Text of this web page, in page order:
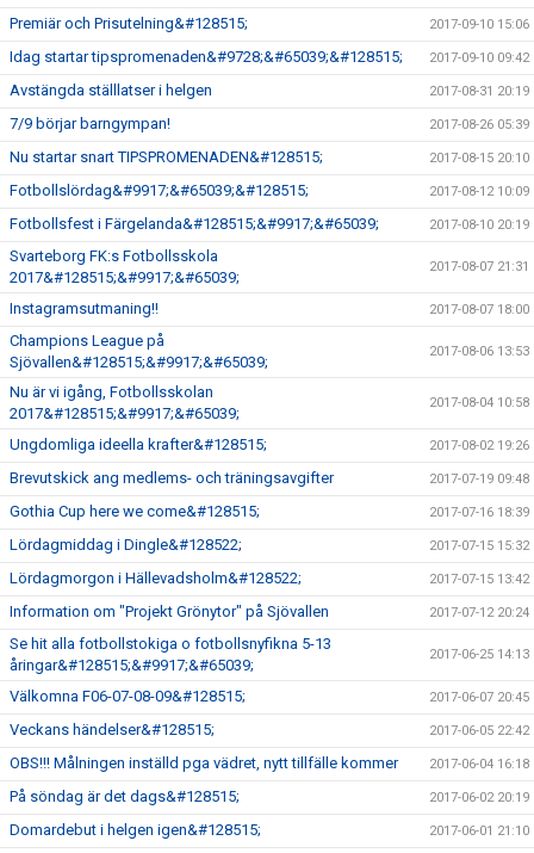
Premiär och Prisutelning&#128515; 2017-09-10 15:06
Idag startar tipspromenaden&#9728;&#65039;&#128515; 2017-09-10 09:42
Avstängda ställlatser i helgen 2017-08-31 20:19
7/9 börjar barngympan! 2017-08-26 05:39
Nu startar snart TIPSPROMENADEN&#128515; 2017-08-15 20:10
Fotbollslördag&#9917;&#65039;&#128515; 2017-08-12 10:09
Fotbollsfest i Färgelanda&#128515;&#9917;&#65039; 2017-08-10 20:19
Svarteborg FK:s Fotbollsskola
2017&#128515;&#9917;&#65039;
2017-08-07 21:31
Instagramsutmaning!! 2017-08-07 18:00
Champions League på
Sjövallen&#128515;&#9917;&#65039;
2017-08-06 13:53
Nu är vi igång, Fotbollsskolan
2017&#128515;&#9917;&#65039;
2017-08-04 10:58
Ungdomliga ideella krafter&#128515; 2017-08-02 19:26
Brevutskick ang medlems- och träningsavgifter 2017-07-19 09:48
Gothia Cup here we come&#128515; 2017-07-16 18:39
Lördagmiddag i Dingle&#128522; 2017-07-15 15:32
Lördagmorgon i Hällevadsholm&#128522; 2017-07-15 13:42
Information om "Projekt Grönytor" på Sjövallen 2017-07-12 20:24
Se hit alla fotbollstokiga o fotbollsnyfikna 5-13
åringar&#128515;&#9917;&#65039;
2017-06-25 14:13
Välkomna F06-07-08-09&#128515; 2017-06-07 20:45
Veckans händelser&#128515; 2017-06-05 22:42
OBS!!! Målningen inställd pga vädret, nytt tillfälle kommer 2017-06-04 16:18
På söndag är det dags&#128515; 2017-06-02 20:19
Domardebut i helgen igen&#128515; 2017-06-01 21:10